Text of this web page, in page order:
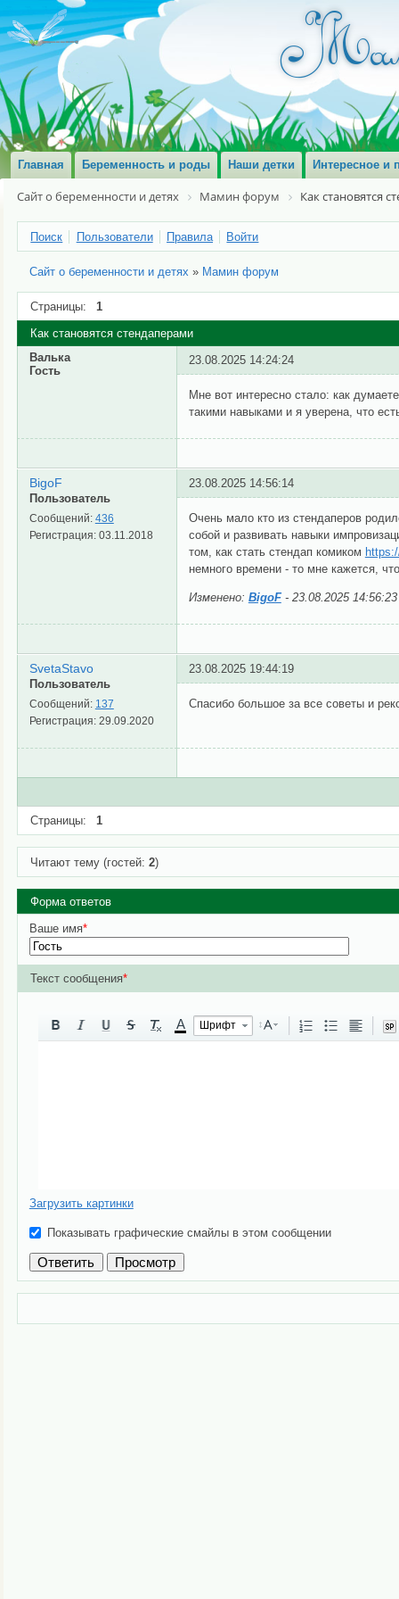
Главная Беременность и роды Наши детки Интересное и
Сайт о беременности и детях Мамин форум Как становятся
Поиск Пользователи Правила Войти
Сайт о беременности и детях » Мамин форум
Страницы: 1
Как становятся стендаперами
Валька
Гость
23.08.2025 14:24:24
Мне вот интересно стало: как
такими навыками и я уверена, что
BigoF
Пользователь
Сообщений: 436
Регистрация: 03.11.2018
23.08.2025 14:56:14
Очень мало кто из стендаперов
собой и развивать навыки
том, как стать стендап комиком
немного времени - то мне кажется,
Изменено: BigoF- 23.08.2025 14:56:23
SvetaStavo
Пользователь
Сообщений: 137
Регистрация: 29.09.2020
23.08.2025 19:44:19
Спасибо большое за все советы и
Страницы: 1
Читают тему (гостей:2)
Форма ответов
Ваше имя*
Текст сообщения*
A Шрифт
Загрузить картинки
Показывать графические смайлы в этом сообщении